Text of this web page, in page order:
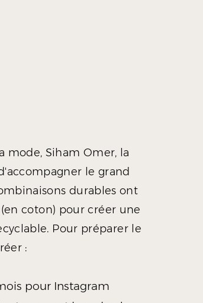
mode, Siham Omer, la
le grand
durables ont
coton) pour créer une
Pour préparer le
:
pour Instagram